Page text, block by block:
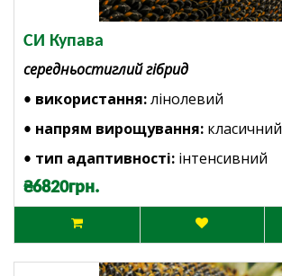
СИ Купава
середньостиглий гібрид
• використання:лінолевий
• напрям вирощування: класичний
• тип адаптивності: інтенсивний
₴6820грн.